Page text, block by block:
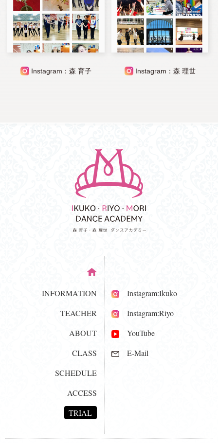
Instagram：森 育子 Instagram：森 理世
INFORMATION
TEACHER
ABOUT
CLASS
SCHEDULE
ACCESS
TRIAL
Instagram:Ikuko
Instagram:Riyo
YouTube
E-Mail